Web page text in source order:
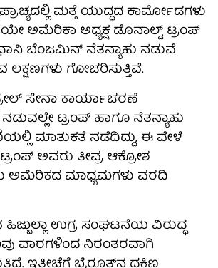
ಮತ್ತೆ ಯುದ್ಧದ ಕಾರ್ಮೋಡಗಳು
ಅಮೆರಿಕಾ ಅಧ್ಯಕ್ಷ ಡೊನಾಲ್ಟ್ ಟ್ರಂಪ್
ಬೆಂಜಮಿನ್ ನೆತನ್ಯಾಹು ನಡುವೆ
ಗೋಚರಿಸುತ್ತಿವೆ.
ಸೇನಾ ಕಾರ್ಯಾಚರಣೆ
ನಡುವಲ್ಲೇ ಟ್ರಂಪ್ ಹಾಗೂ ನೆತನ್ಯಾಹು
ಮಾತುಕತೆ ನಡೆದಿದ್ದು, ಈ ವೇಳೆ
ಟ್ರಂಪ್ ಅವರು ತೀವ್ರ ಆಕ್ರೋಶ
ಅಮೆರಿಕದ ಮಾಧ್ಯಮಗಳು ವರದಿ
ಉಗ್ರ ಸಂಘಟನೆಯ ವಿರುದ್ಧ
ವಾರಗಳಿಂದ ನಿರಂತರವಾಗಿ